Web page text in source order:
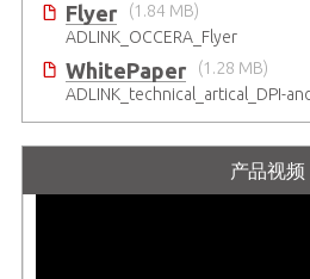
Flyer
(1.84 MB)
ADLINK_OCCERA_Flyer
WhitePaper
(1.28 MB)
产品视频